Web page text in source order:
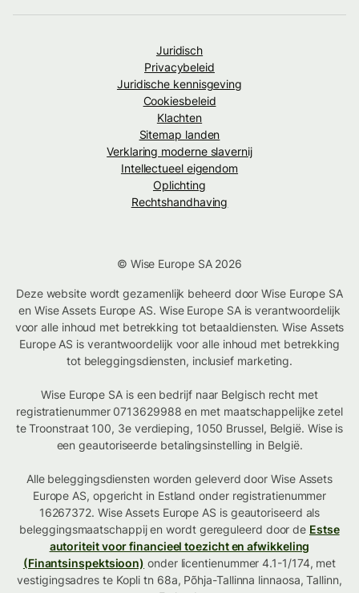
Juridisch
Privacybeleid
Juridische kennisgeving
Cookiesbeleid
Klachten
Sitemap landen
Verklaring moderne slavernij
Intellectueel eigendom
Oplichting
Rechtshandhaving
© Wise Europe SA 2026
Deze website wordt gezamenlijk beheerd door Wise Europe SA
en Wise Assets Europe AS. Wise Europe SA is verantwoordelijk
voor alle inhoud met betrekking tot betaaldiensten. Wise Assets
Europe AS is verantwoordelijk voor alle inhoud met betrekking
tot beleggingsdiensten, inclusief marketing.
Wise Europe SA is een bedrijf naar Belgisch recht met
registratienummer 0713629988 en met maatschappelijke zetel
te Troonstraat 100, 3e verdieping, 1050 Brussel, België. Wise is
een geautoriseerde betalingsinstelling in België.
Alle beleggingsdiensten worden geleverd door Wise Assets
Europe AS, opgericht in Estland onder registratienummer
16267372. Wise Assets Europe AS is geautoriseerd als
beleggingsmaatschappij en wordt gereguleerd door de Estse
autoriteit voor financieel toezicht en afwikkeling
(Finantsinspektsioon) onder licentienummer 4.1-1/174, met
vestigingsadres te Kopli tn 68a, Põhja-Tallinna linnaosa, Tallinn,